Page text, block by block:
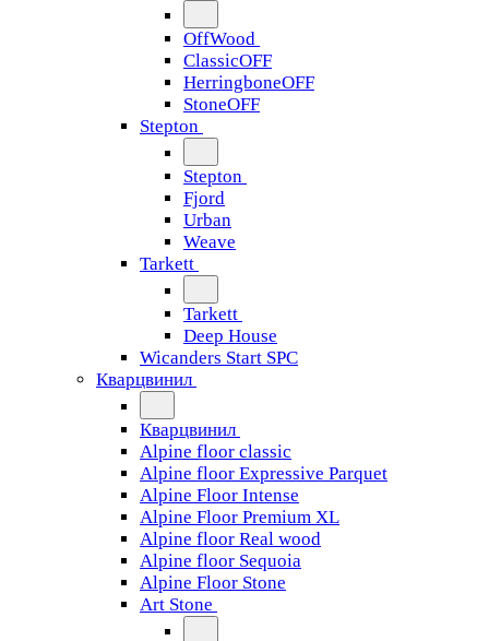
OffWood
ClassicOFF
HerringboneOFF
StoneOFF
Stepton
Stepton
Fjord
Urban
Weave
Tarkett
Tarkett
Deep House
Wicanders Start SPC
Кварцвинил
Кварцвинил
Alpine floor classic
Alpine floor Expressive Parquet
Alpine Floor Intense
Alpine Floor Premium XL
Alpine floor Real wood
Alpine floor Sequoia
Alpine Floor Stone
Art Stone